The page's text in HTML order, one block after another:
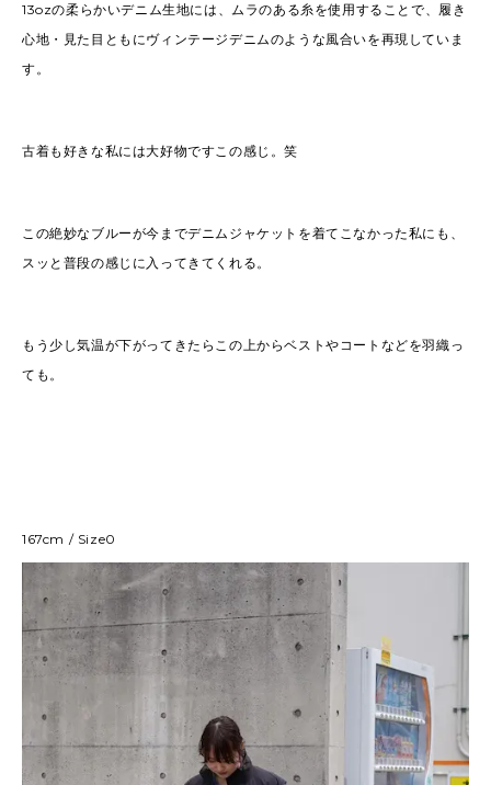
13ozの柔らかいデニム生地には、ムラのある糸を使用することで、履き
心地・見た目ともにヴィンテージデニムのような風合いを再現していま
す。
古着も好きな私には大好物ですこの感じ。笑
この絶妙なブルーが今までデニムジャケットを着てこなかった私にも、
スッと普段の感じに入ってきてくれる。
もう少し気温が下がってきたらこの上からベストやコートなどを羽織っ
ても。
167cm / Size0